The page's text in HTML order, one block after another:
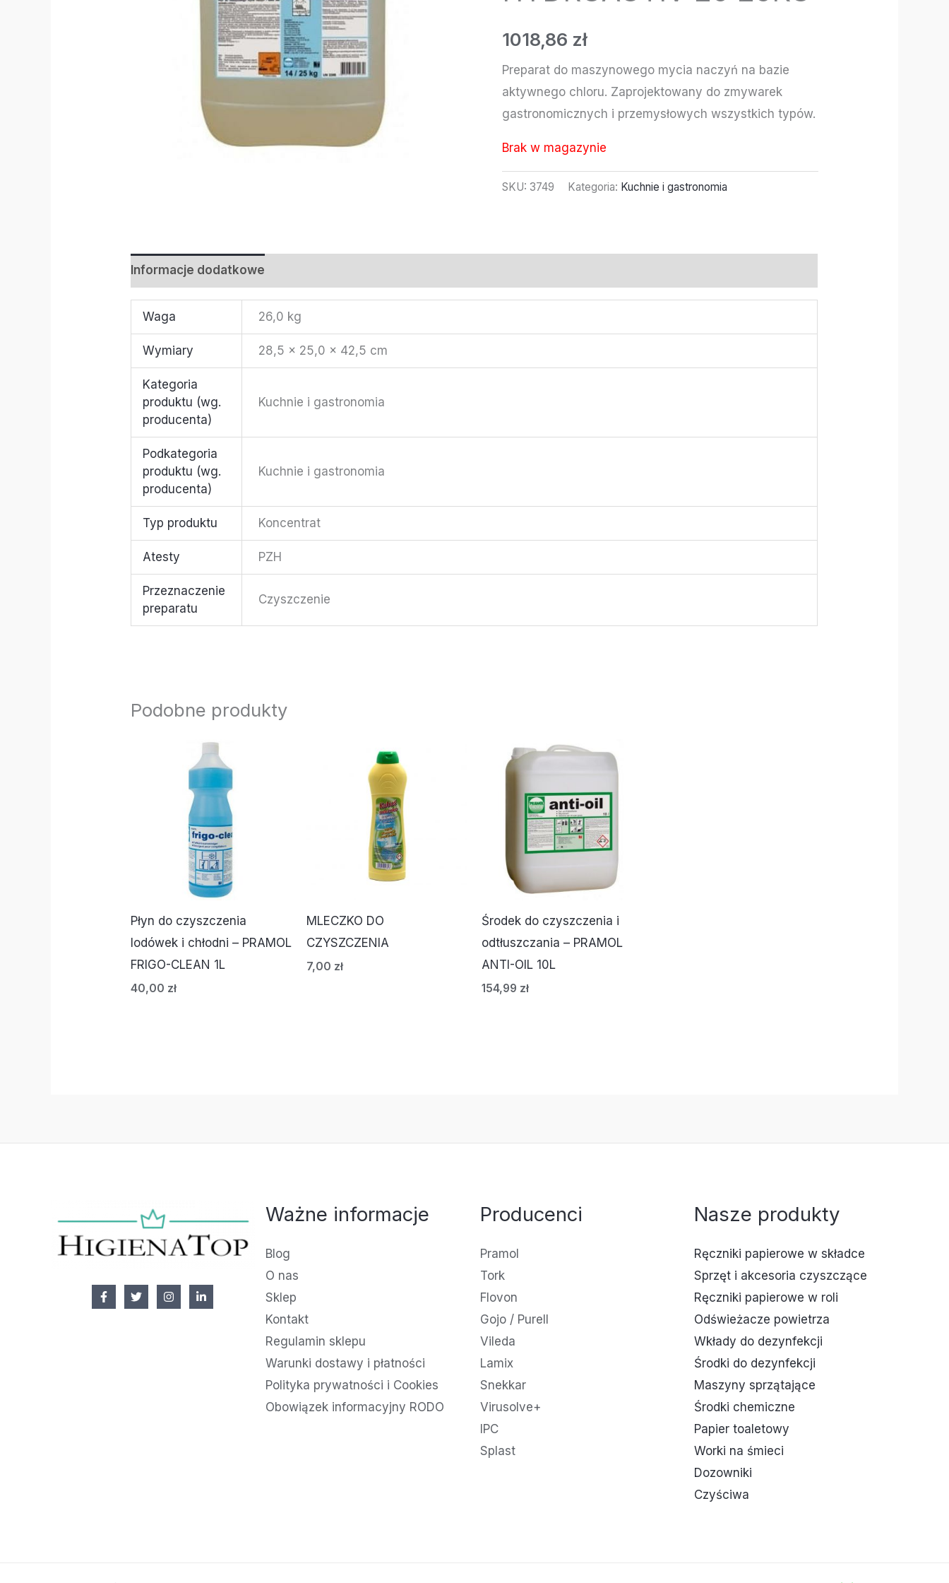
1018,86 zł
Preparat do maszynowego mycia naczyń na bazie
aktywnego chloru. Zaprojektowany do zmywarek
gastronomicznych i przemysłowych wszystkich typów.
Brak w magazynie
SKU: 3749 Kategoria: Kuchnie i gastronomia
Informacje dodatkowe
Waga 26,0 kg
Wymiary 28,5 × 25,0 × 42,5 cm
Kategoria
produktu (wg.
producenta)
Kuchnie i gastronomia
Podkategoria
produktu (wg.
producenta)
Kuchnie i gastronomia
Typ produktu Koncentrat
Atesty PZH
Przeznaczenie
preparatu
Czyszczenie
Podobne produkty
Płyn do czyszczenia
lodówek i chłodni – PRAMOL
FRIGO-CLEAN 1L
40,00 zł
MLECZKO DO
CZYSZCZENIA
7,00 zł
Środek do czyszczenia i
odtłuszczania – PRAMOL
ANTI-OIL 10L
154,99 zł
Ważne informacje
Blog
O nas
Sklep
Kontakt
Regulamin sklepu
Warunki dostawy i płatności
Polityka prywatności i Cookies
Obowiązek informacyjny RODO
Producenci
Pramol
Tork
Flovon
Gojo / Purell
Vileda
Lamix
Snekkar
Virusolve+
IPC
Splast
Nasze produkty
Ręczniki papierowe w składce
Sprzęt i akcesoria czyszczące
Ręczniki papierowe w roli
Odświeżacze powietrza
Wkłady do dezynfekcji
Środki do dezynfekcji
Maszyny sprzątające
Środki chemiczne
Papier toaletowy
Worki na śmieci
Dozowniki
Czyściwa